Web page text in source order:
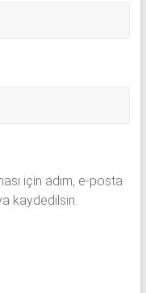
için adım, e-posta
kaydedilsin.